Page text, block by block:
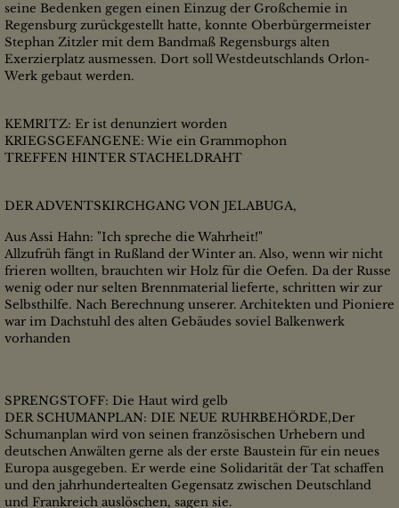
seine Bedenken gegen einen Einzug der Großchemie in
Regensburg zurückgestellt hatte, konnte Oberbürgermeister
Stephan Zitzler mit dem Bandmaß Regensburgs alten
Exerzierplatz ausmessen. Dort soll Westdeutschlands Orlon-
Werk gebaut werden.
KEMRITZ: Er ist denunziert worden
KRIEGSGEFANGENE: Wie ein Grammophon
TREFFEN HINTER STACHELDRAHT
DER ADVENTSKIRCHGANG VON JELABUGA,
Aus Assi Hahn: "Ich spreche die Wahrheit!"
Allzufrüh fängt in Rußland der Winter an. Also, wenn wir nicht
frieren wollten, brauchten wir Holz für die Oefen. Da der Russe
wenig oder nur selten Brennmaterial lieferte, schritten wir zur
Selbsthilfe. Nach Berechnung unserer. Architekten und Pioniere
war im Dachstuhl des alten Gebäudes soviel Balkenwerk
vorhanden
SPRENGSTOFF: Die Haut wird gelb
DER SCHUMANPLAN: DIE NEUE RUHRBEHÖRDE,Der
Schumanplan wird von seinen französischen Urhebern und
deutschen Anwälten gerne als der erste Baustein für ein neues
Europa ausgegeben. Er werde eine Solidarität der Tat schaffen
und den jahrhundertealten Gegensatz zwischen Deutschland
und Frankreich auslöschen, sagen sie.